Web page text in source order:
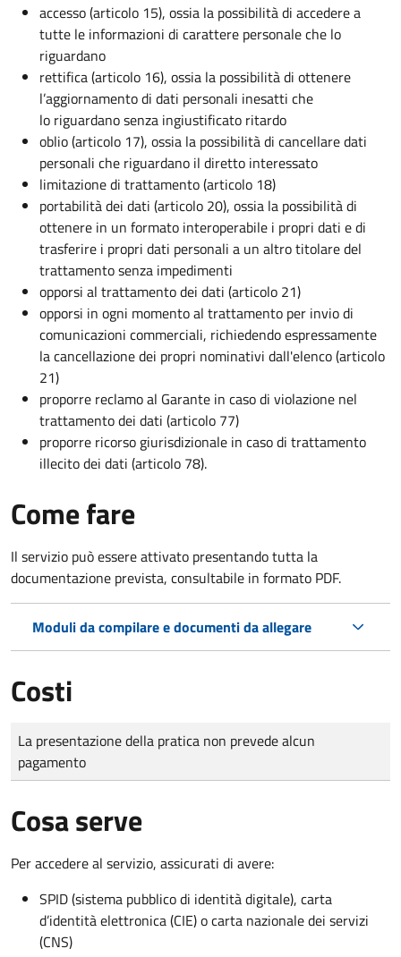
accesso (articolo 15), ossia la possibilità di accedere a
tutte le informazioni di carattere personale che lo
riguardano
rettifica (articolo 16), ossia la possibilità di ottenere
l’aggiornamento di dati personali inesatti che
lo riguardano senza ingiustificato ritardo
oblio (articolo 17), ossia la possibilità di cancellare dati
personali che riguardano il diretto interessato
limitazione di trattamento (articolo 18)
portabilità dei dati (articolo 20), ossia la possibilità di
ottenere in un formato interoperabile i propri dati e di
trasferire i propri dati personali a un altro titolare del
trattamento senza impedimenti
opporsi al trattamento dei dati (articolo 21)
opporsi in ogni momento al trattamento per invio di
comunicazioni commerciali, richiedendo espressamente
la cancellazione dei propri nominativi dall'elenco (articolo
21)
proporre reclamo al Garante in caso di violazione nel
trattamento dei dati (articolo 77)
proporre ricorso giurisdizionale in caso di trattamento
illecito dei dati (articolo 78).
Come fare
Il servizio può essere attivato presentando tutta la
documentazione prevista, consultabile in formato PDF.
Moduli da compilare e documenti da allegare
Costi
Tipo di pagamento
Importo
La presentazione della pratica non prevede alcun
pagamento
Cosa serve
Per accedere al servizio, assicurati di avere:
SPID (sistema pubblico di identità digitale), carta
d’identità elettronica (CIE) o carta nazionale dei servizi
(CNS)